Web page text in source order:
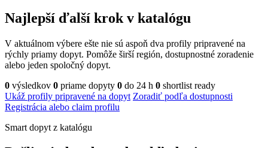
Najlepší ďalší krok v katalógu
V aktuálnom výbere ešte nie sú aspoň dva profily pripravené na
rýchly priamy dopyt. Pomôže širší región, dostupnostné zoradenie
alebo jeden spoločný dopyt.
0 výsledkov 0 priame dopyty 0 do 24 h 0 shortlist ready
Ukáž profily pripravené na dopyt Zoradiť podľa dostupnosti
Registrácia alebo claim profilu
Smart dopyt z katalógu